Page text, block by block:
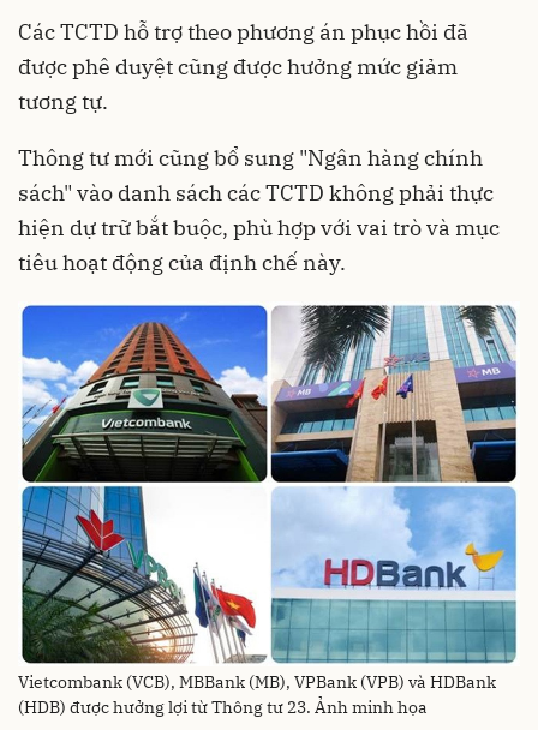
Các TCTD hỗ trợ theo phương án phục hồi đã
được phê duyệt cũng được hưởng mức giảm
tương tự.
Thông tư mới cũng bổ sung "Ngân hàng chính
sách" vào danh sách các TCTD không phải thực
hiện dự trữ bắt buộc, phù hợp với vai trò và mục
tiêu hoạt động của định chế này.
Vietcombank (VCB), MBBank (MB), VPBank (VPB) và HDBank
(HDB) được hưởng lợi từ Thông tư 23. Ảnh minh họa